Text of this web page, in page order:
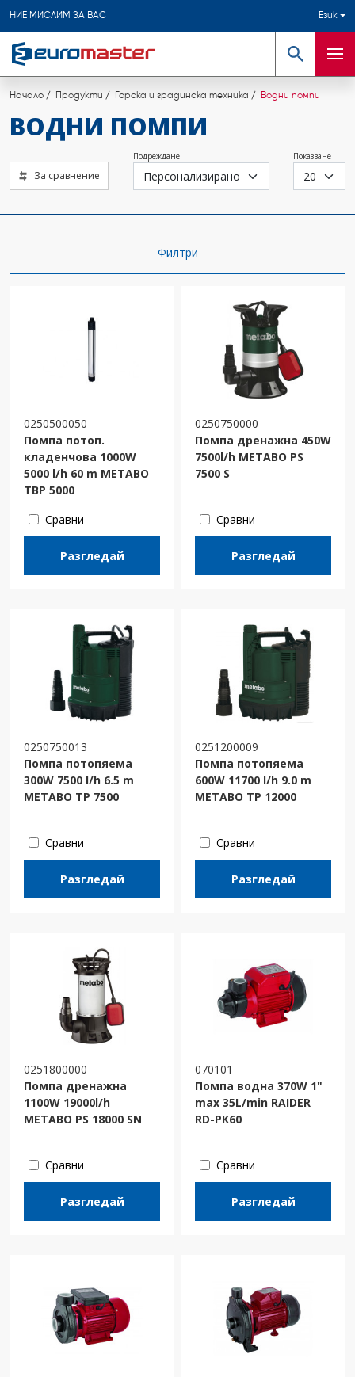
НИЕ МИСЛИМ ЗА ВАС Език
Търсене
Начало Продукти Горска и градинска техника Водни помпи
ВОДНИ ПОМПИ
За сравнение
Подреждане Показване
Филтри
0250500050
Помпа потоп.
кладенчова 1000W
5000 l/h 60 m METABO
TBP 5000
Сравни
Разгледай
0250750000
Помпа дренажна 450W
7500l/h METABO PS
7500 S
Сравни
Разгледай
0250750013
Помпа потопяема
300W 7500 l/h 6.5 m
METABO TP 7500
Сравни
Разгледай
0251200009
Помпа потопяема
600W 11700 l/h 9.0 m
METABO TP 12000
Сравни
Разгледай
0251800000
Помпа дренажна
1100W 19000l/h
METABO PS 18000 SN
Сравни
Разгледай
070101
Помпа водна 370W 1"
max 35L/min RAIDER
RD-PK60
Сравни
Разгледай